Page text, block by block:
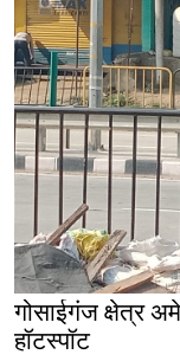
गोसाईगंज क्षेत्र
हॉटस्पॉट